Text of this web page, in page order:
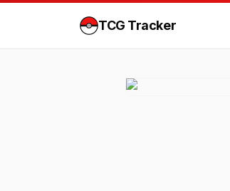
TCG Tracker